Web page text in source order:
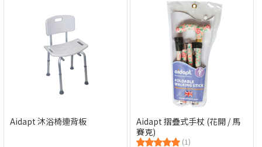
Aidapt 沐浴椅連背板
Aidapt 摺疊式手杖 (花開 / 馬
賽克)
(1)